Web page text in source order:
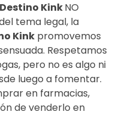
Destino KinkNO
del tema legal, la
Kink promovemos
Respetamos
pero no es algo ni
luego a fomentar.
en farmacias,
de venderlo en